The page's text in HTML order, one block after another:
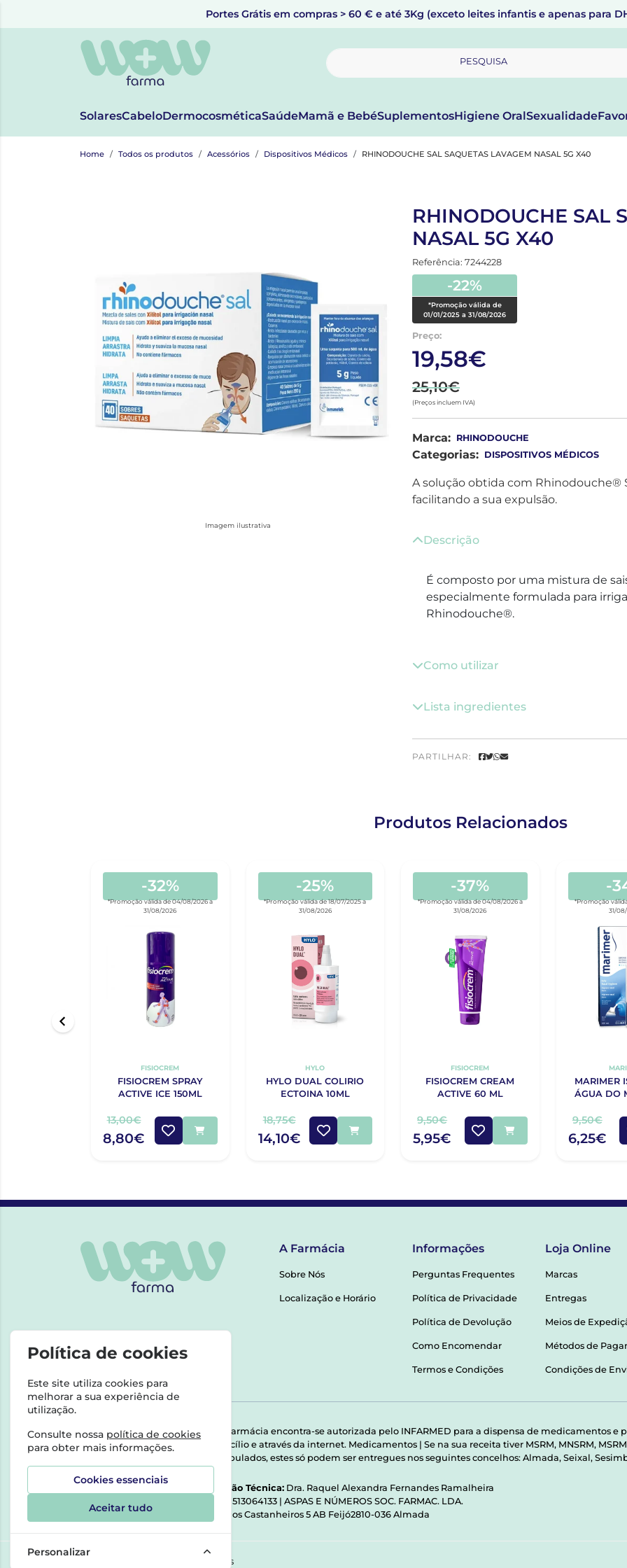
Portes Grátis em compras > 60 € e até 3Kg (exceto leites infantis e apenas para
PESQUISA
SolaresCabeloDermocosméticaSaúdeMamã e BebéSuplementosHigiene OralSexualidade
Home Todos os produtos Acessórios Dispositivos Médicos RHINODOUCHE SAL SAQUETAS LAVAGEM NASAL 5G X40
Imagem ilustrativa
RHINODOUCHE SAL
NASAL 5G X40
Referência: 7244228
-22%
*Promoção válida de
01/01/2025 a 31/08/2026
Preço:
19,58€
25,10€
(Preços incluem IVA)
Marca: RHINODOUCHE
Categorias: DISPOSITIVOS MÉDICOS
A solução obtida com Rhinodouche®
facilitando a sua expulsão.
Descrição
É composto por uma mistura de
especialmente formulada para
Rhinodouche®.
Como utilizar
Lista ingredientes
PARTILHAR:
Produtos Relacionados
-32%
*Promoção válida de 04/08/2026 a
31/08/2026
FISIOCREM
FISIOCREM SPRAY
ACTIVE ICE 150ML
13,00€
8,80€
-25%
*Promoção válida de 18/07/2025 a
31/08/2026
HYLO
HYLO DUAL COLIRIO
ECTOINA 10ML
18,75€
14,10€
-37%
*Promoção válida de 04/08/2026 a
31/08/2026
FISIOCREM
FISIOCREM CREAM
ACTIVE 60 ML
9,50€
5,95€
-
*Promoção
31/
MARIMER
ÁGUA DO
9,50€
6,25€
A Farmácia
Sobre Nós
Localização e Horário
Informações
Perguntas Frequentes
Política de Privacidade
Política de Devolução
Como Encomendar
Termos e Condições
Loja Online
Marcas
Entregas
Meios de
Métodos de
Condições de
Esta farmácia encontra-se autorizada pelo INFARMED para a dispensa de medicamentos e
domicílio e através da internet. Medicamentos | Se na sua receita tiver MSRM, MNSRM,
Manipulados, estes só podem ser entregues nos seguintes concelhos: Almada, Seixal,
Direção Técnica: Dra. Raquel Alexandra Fernandes Ramalheira
513064133 | ASPAS E NÚMEROS SOC. FARMAC. LDA.
Rua dos Castanheiros 5 AB Feijó2810-036 Almada
©2026 Todos os direitos reservados
Política de cookies
Este site utiliza cookies para
melhorar a sua experiência de
utilização.
Consulte nossa política de cookies
para obter mais informações.
Cookies essenciais
Aceitar tudo
Personalizar